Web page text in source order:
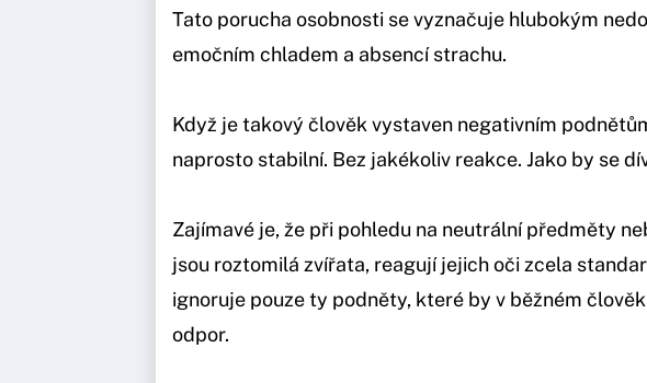
Tato porucha osobnosti se vyznačuje hlubokým
emočním chladem a absencí strachu.
Když je takový člověk vystaven negativním
naprosto stabilní. Bez jakékoliv reakce. Jako by se
Zajímavé je, že při pohledu na neutrální předměty
jsou roztomilá zvířata, reagují jejich oči zcela
ignoruje pouze ty podněty, které by v běžném
odpor.